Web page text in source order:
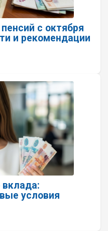
с октября
и рекомендации
вклада:
условия